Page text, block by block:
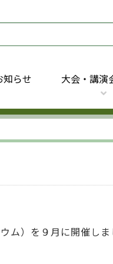
知らせ 大会・講演
）を９月に開催しま